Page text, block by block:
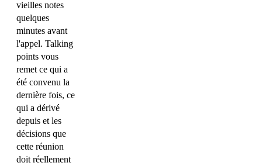
vieilles notes
quelques
minutes avant
l'appel. Talking
points vous
remet ce qui a
été convenu la
dernière fois, ce
qui a dérivé
depuis et les
décisions que
cette réunion
doit réellement